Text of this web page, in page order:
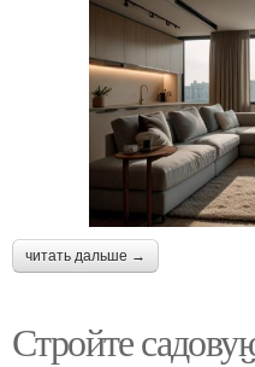
читать дальше →
Стройте